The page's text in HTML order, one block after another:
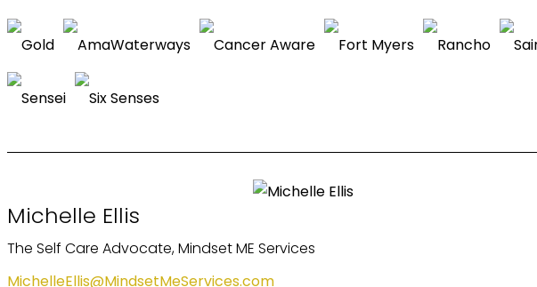
Michelle Ellis
The Self Care Advocate, Mindset ME Services
MichelleEllis@MindsetMeServices.com